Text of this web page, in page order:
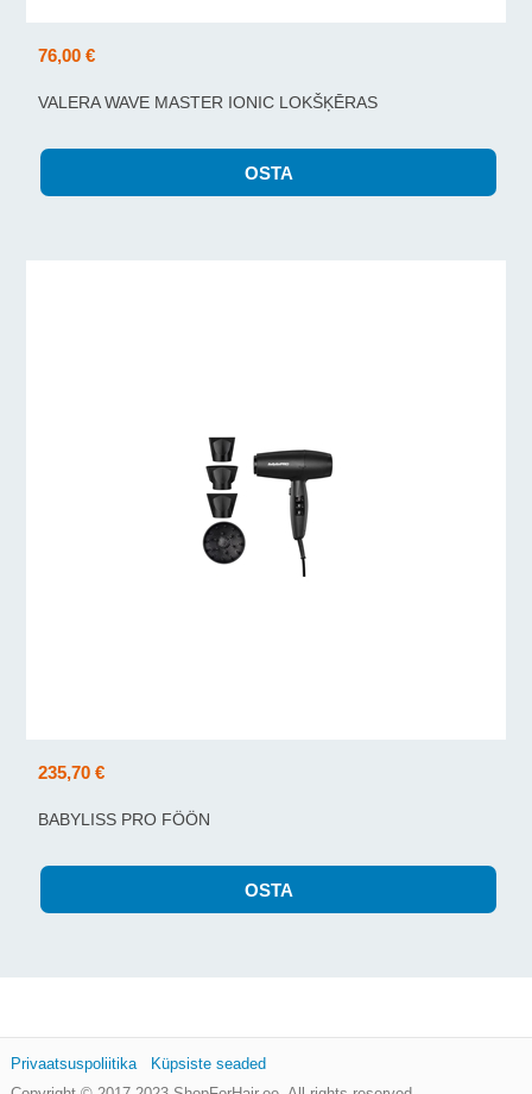
76,00 €
VALERA WAVE MASTER IONIC LOKŠĶĒRAS
235,70 €
BABYLISS PRO FÖÖN
Privaatsuspoliitika Küpsiste seaded